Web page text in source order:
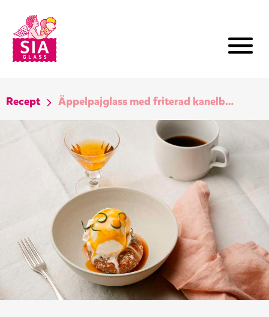
Recept Äppelpajglass med friterad kanelbulle och rosmarinskolasås